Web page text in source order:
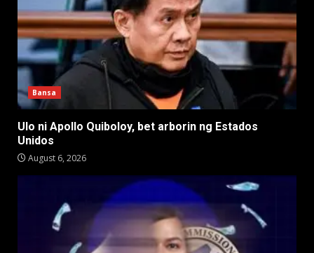
Bansa
Ulo ni Apollo Quiboloy, bet arborin ng Estados
Unidos
August 6, 2026